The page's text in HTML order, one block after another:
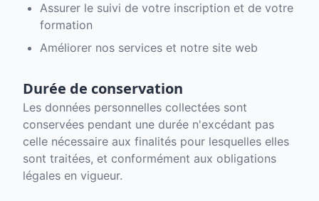
Assurer le suivi de votre inscription et de votre
formation
Améliorer nos services et notre site web
Durée de conservation
Les données personnelles collectées sont
conservées pendant une durée n'excédant pas
celle nécessaire aux finalités pour lesquelles elles
sont traitées, et conformément aux obligations
légales en vigueur.